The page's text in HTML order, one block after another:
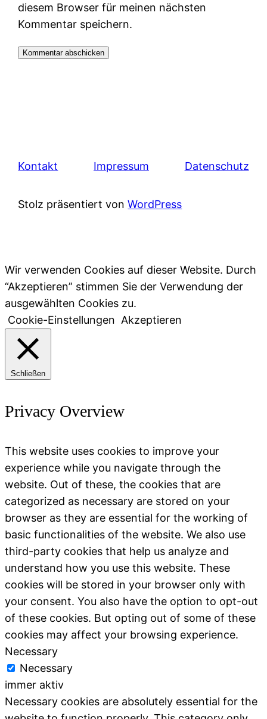
diesem Browser für meinen nächsten
Kommentar speichern.
Kontakt Impressum Datenschutz
Stolz präsentiert vonWordPress
Wir verwenden Cookies auf dieser Website. Durch
“Akzeptieren” stimmen Sie der Verwendung der
ausgewählten Cookies zu.
Cookie-Einstellungen Akzeptieren
Schließen
Privacy Overview
This website uses cookies to improve your
experience while you navigate through the
website. Out of these, the cookies that are
categorized as necessary are stored on your
browser as they are essential for the working of
basic functionalities of the website. We also use
third-party cookies that help us analyze and
understand how you use this website. These
cookies will be stored in your browser only with
your consent. You also have the option to opt-out
of these cookies. But opting out of some of these
cookies may affect your browsing experience.
Necessary
Necessary
immer aktiv
Necessary cookies are absolutely essential for the